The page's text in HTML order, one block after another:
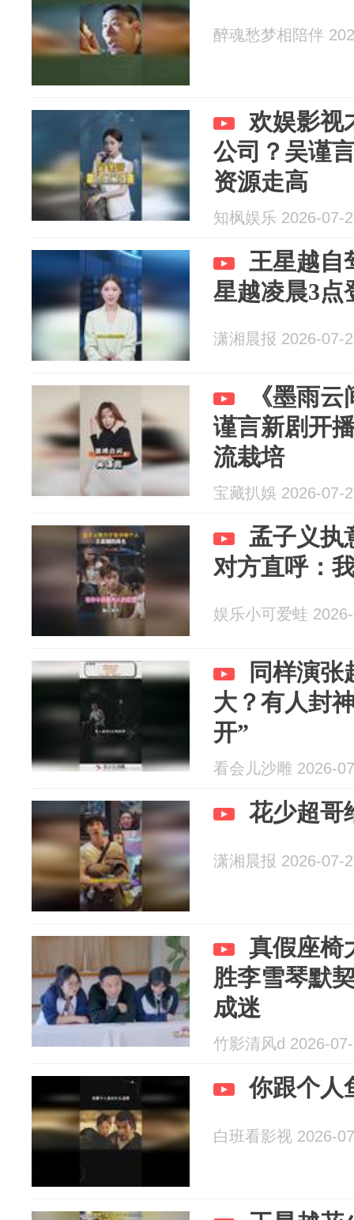
醉魂愁梦相陪伴
欢娱影视
公司？吴谨
资源走高
知枫娱乐 2026-07-
王星越自
星越凌晨3点
潇湘晨报 2026-07-
《墨雨
谨言新剧开
流栽培
宝藏扒娛 2026-07-
孟子义执
对方直呼：
娱乐小可爱蛙
同样演张
大？有人封
开”
看会儿沙雕 2026-
花少超哥
潇湘晨报 2026-07-
真假座椅
胜李雪琴默
成迷
竹影清风d 2026-
你跟个人
白班看影视 2026-